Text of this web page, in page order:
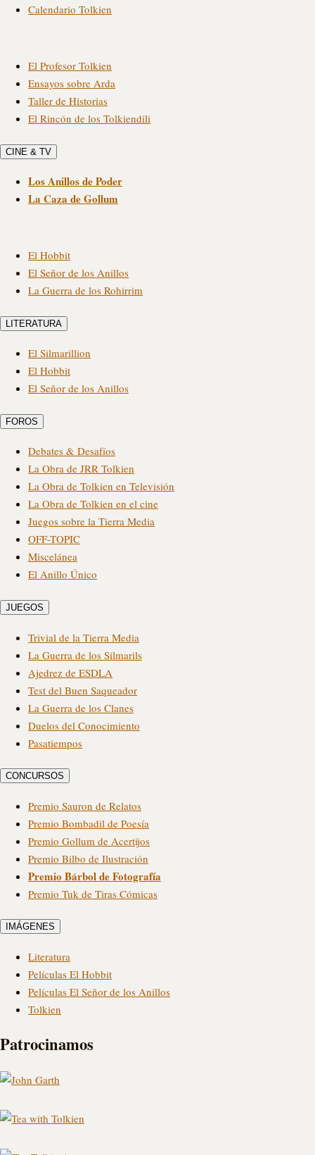
Calendario Tolkien
El Profesor Tolkien
Ensayos sobre Arda
Taller de Historias
El Rincón de los Tolkiendili
CINE & TV
Los Anillos de Poder
La Caza de Gollum
El Hobbit
El Señor de los Anillos
La Guerra de los Rohirrim
LITERATURA
El Silmarillion
El Hobbit
El Señor de los Anillos
FOROS
Debates & Desafíos
La Obra de JRR Tolkien
La Obra de Tolkien en Televisión
La Obra de Tolkien en el cine
Juegos sobre la Tierra Media
OFF-TOPIC
Miscelánea
El Anillo Único
JUEGOS
Trivial de la Tierra Media
La Guerra de los Silmarils
Ajedrez de ESDLA
Test del Buen Saqueador
La Guerra de los Clanes
Duelos del Conocimiento
Pasatiempos
CONCURSOS
Premio Sauron de Relatos
Premio Bombadil de Poesía
Premio Gollum de Acertijos
Premio Bilbo de Ilustración
Premio Bárbol de Fotografía
Premio Tuk de Tiras Cómicas
IMÁGENES
Literatura
Películas El Hobbit
Películas El Señor de los Anillos
Tolkien
Patrocinamos